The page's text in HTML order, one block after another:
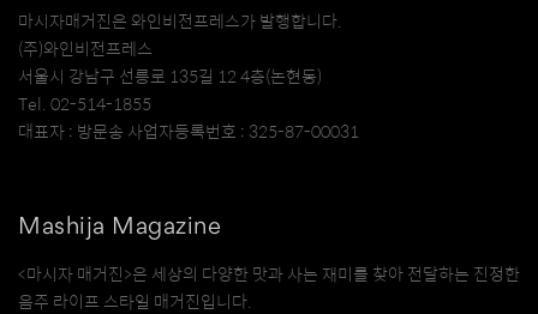
마시자매거진은 와인비전프레스가 발행합니다.
(주)와인비전프레스
서울시 강남구 선릉로 135길 12 4층(논현동)
Tel. 02-514-1855
대표자 : 방문송 사업자등록번호 : 325-87-00031
Mashija Magazine
<마시자 매거진>은 세상의 다양한 맛과 사는 재미를 찾아 전달하는 진정한
음주 라이프 스타일 매거진입니다.